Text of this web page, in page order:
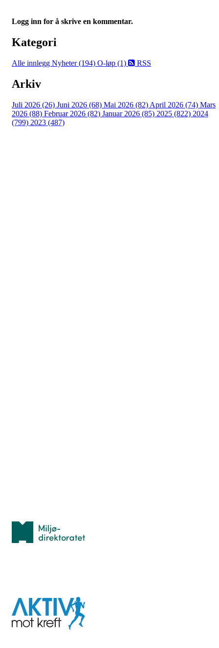
Logg inn for å skrive en kommentar.
Kategori
Alle innlegg Nyheter (194) O-løp (1) RSS
Arkiv
Juli 2026 (26) Juni 2026 (68) Mai 2026 (82) April 2026 (74) Mars
2026 (88) Februar 2026 (82) Januar 2026 (85) 2025 (822) 2024
(799) 2023 (487)